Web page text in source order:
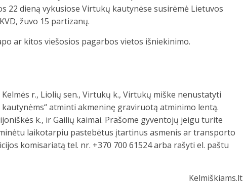
22 dieną vykusiose Virtukų kautynėse susirėmė Lietuvos
žuvo 15 partizanų.
ar kitos viešosios pagarbos vietos išniekinimo.
r., Liolių sen., Virtukų k., Virtukų miške nenustatyti
atminti akmeninę graviruotą atminimo lentą.
k., ir Gailių kaimai. Prašome gyventojų jeigu turite
laikotarpiu pastebėtus įtartinus asmenis ar transporto
komisariatą tel. nr. +370 700 61524 arba rašyti el. paštu
Kelmiškiams.lt